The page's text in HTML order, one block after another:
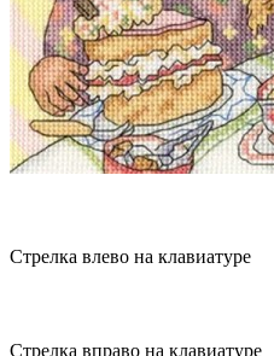
Стрелка влево на клавиатуре
Стрелка вправо на клавиатуре